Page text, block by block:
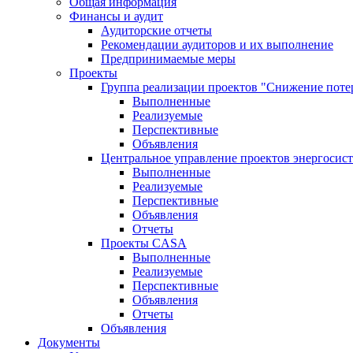
Финансы и аудит
Аудиторские отчеты
Рекомендации аудиторов и их выполнение
Предпринимаемые меры
Проекты
Группа реализации проектов "Снижение
Выполненные
Реализуемые
Перспективные
Объявления
Центральное управление проектов
Выполненные
Реализуемые
Перспективные
Объявления
Отчеты
Проекты CASA
Выполненные
Реализуемые
Перспективные
Объявления
Отчеты
Объявления
Документы